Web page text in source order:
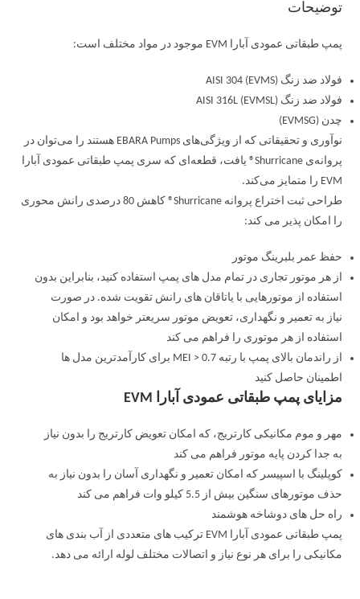
توضیحات
پمپ طبقاتی عمودی آبارا EVM موجود در مواد مختلف است:
فولاد ضد زنگ AISI 304 (EVMS)
فولاد ضد زنگ AISI 316L (EVMSL)
چدن (EVMSG)
نوآوری و تحقیقاتی که از ویژگی‌های EBARA Pumps هستند را می‌توان در
پروانه‌ی Shurricane® یافت، قطعه‌ای که سری پمپ طبقاتی عمودی آبارا
EVM را متمایز می‌کند.
طراحی ثبت اختراع پروانه Shurricane® کاهش 80 درصدی رانش محوری
را امکان پذیر می کند:
حفظ عمر بلبرینگ موتور
از هر موتور تجاری در تمام مدل های پمپ استفاده کنید، بنابراین بدون
استفاده از موتورهایی با یاتاقان های رانش تقویت شده. در صورت
نیاز به تعمیر و نگهداری، تعویض موتور سریعتر خواهد بود و امکان
استفاده از هر موتوری را فراهم می کند
از راندمان بالای پمپ با رتبه MEI > 0.7 برای کارآمدترین مدل ها
اطمینان حاصل کنید
مزایای پمپ طبقاتی عمودی آبارا EVM
مهر و موم مکانیکی کارتریج، که امکان تعویض کارتریج را بدون نیاز
به جدا کردن پایه موتور فراهم می کند
کوپلینگ با اسپیسر که امکان تعمیر و نگهداری آسان را بدون نیاز به
حذف موتورهای سنگین بیش از 5.5 کیلو وات فراهم می کند
راه حل های دوشاخه هوشمند
پمپ طبقاتی عمودی آبارا EVM ترکیب های متعددی از آب بندی های
مکانیکی را برای هر نوع نیاز و اتصالات مختلف لوله ارائه می دهد.